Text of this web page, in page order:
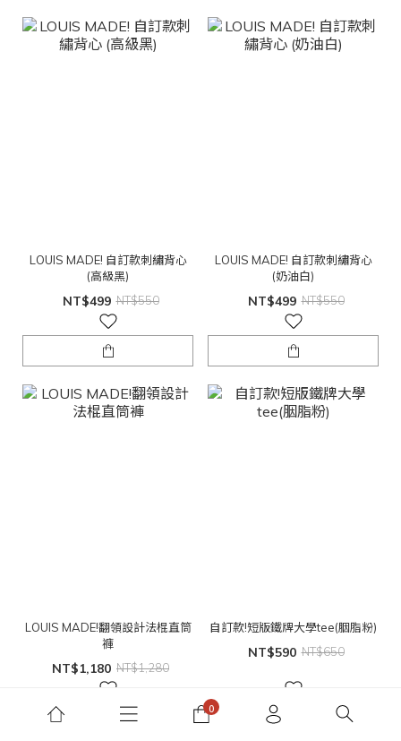
LOUIS MADE! 自訂款刺繡背心
(高級黑)
NT$499 NT$550
LOUIS MADE! 自訂款刺繡背心
(奶油白)
NT$499 NT$550
LOUIS MADE!翻領設計法棍直筒
褲
NT$1,180 NT$1,280
自訂款!短版鐵牌大學tee(胭脂粉)
NT$590 NT$650